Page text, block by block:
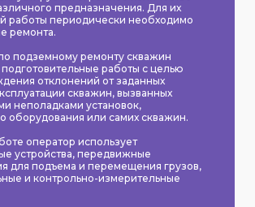
предназначения. Для их
работы периодически необходимо
ремонта.
подземному ремонту скважин
работы с целью
отклонений от заданных
скважин, вызванных
неполадками установок,
оборудования или самих скважин.
оператор использует
устройства, передвижные
для подъема и перемещения грузов,
и контрольно-измерительные